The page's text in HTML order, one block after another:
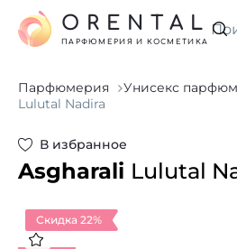
ORENTAL
ПАРФЮМЕРИЯ И КОСМЕТИКА
Парфюмерия Унисекс
Lulutal Nadira
В избранное
Asgharali Lulutal
Скидка 22%